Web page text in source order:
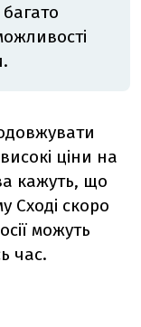
ціни на
кажуть, що
Сході скоро
можуть
час.